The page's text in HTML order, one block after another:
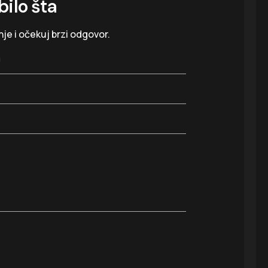
šta
i očekuj brzi odgovor.